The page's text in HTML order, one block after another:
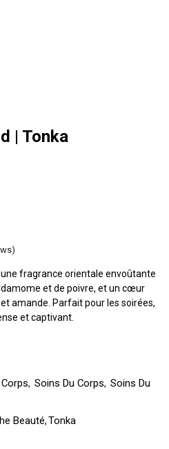
| Tonka
fragrance orientale envoûtante
et de poivre, et un cœur
amande. Parfait pour les soirées,
et captivant.
, Soins Du Corps, Soins Du
Beauté,Tonka